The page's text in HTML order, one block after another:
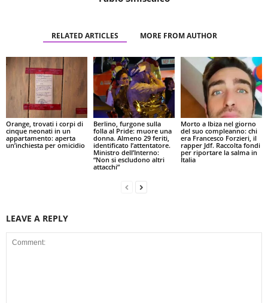
RELATED ARTICLES MORE FROM AUTHOR
Orange, trovati i corpi di
cinque neonati in un
appartamento: aperta
un’inchiesta per omicidio
Berlino, furgone sulla
folla al Pride: muore una
donna. Almeno 29 feriti,
identificato l’attentatore.
Ministro dell’Interno:
“Non si escludono altri
attacchi”
Morto a Ibiza nel giorno
del suo compleanno: chi
era Francesco Forzieri, il
rapper Jdf. Raccolta fondi
per riportare la salma in
Italia
LEAVE A REPLY